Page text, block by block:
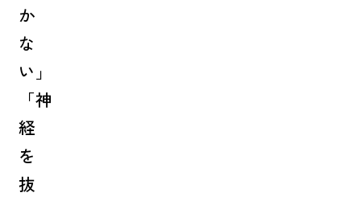
か
な
い」
「神
経
を
抜